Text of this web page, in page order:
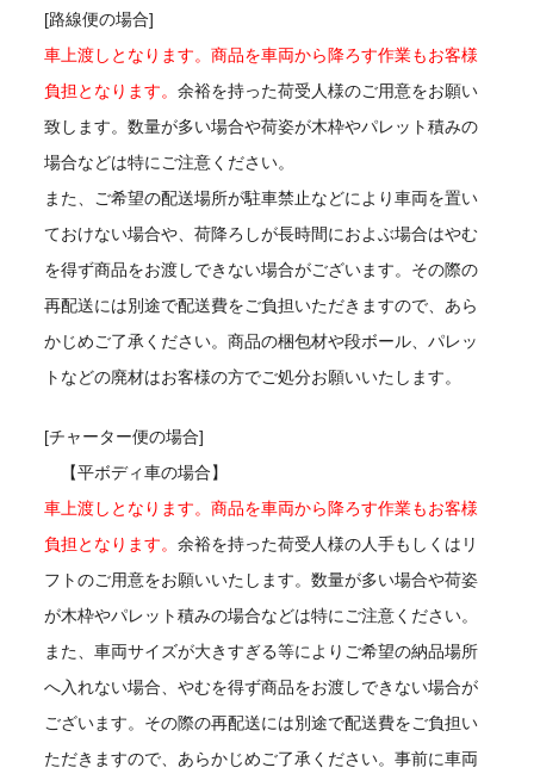
[路線便の場合]
車上渡しとなります。商品を車両から降ろす作業もお客様
負担となります。余裕を持った荷受人様のご用意をお願い
致します。数量が多い場合や荷姿が木枠やパレット積みの
場合などは特にご注意ください。
また、ご希望の配送場所が駐車禁止などにより車両を置い
ておけない場合や、荷降ろしが長時間におよぶ場合はやむ
を得ず商品をお渡しできない場合がございます。その際の
再配送には別途で配送費をご負担いただきますので、あら
かじめご了承ください。商品の梱包材や段ボール、パレッ
トなどの廃材はお客様の方でご処分お願いいたします。
[チャーター便の場合]
【平ボディ車の場合】
車上渡しとなります。商品を車両から降ろす作業もお客様
負担となります。余裕を持った荷受人様の人手もしくはリ
フトのご用意をお願いいたします。数量が多い場合や荷姿
が木枠やパレット積みの場合などは特にご注意ください。
また、車両サイズが大きすぎる等によりご希望の納品場所
へ入れない場合、やむを得ず商品をお渡しできない場合が
ございます。その際の再配送には別途で配送費をご負担い
ただきますので、あらかじめご了承ください。事前に車両